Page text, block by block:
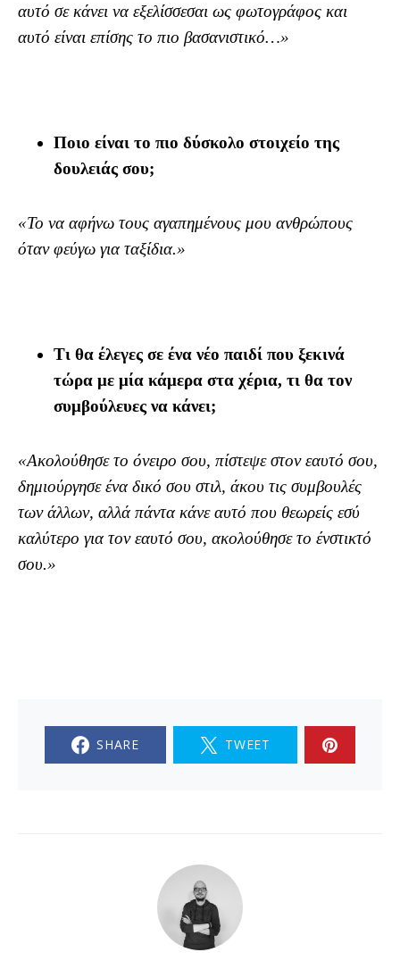
αυτό σε κάνει να εξελίσσεσαι ως φωτογράφος και
αυτό είναι επίσης το πιο βασανιστικό…»
Ποιο είναι το πιο δύσκολο στοιχείο της
δουλειάς σου;
«Το να αφήνω τους αγαπημένους μου ανθρώπους
όταν φεύγω για ταξίδια.»
Τι θα έλεγες σε ένα νέο παιδί που ξεκινά
τώρα με μία κάμερα στα χέρια, τι θα τον
συμβούλευες να κάνει;
«Ακολούθησε το όνειρο σου, πίστεψε στον εαυτό σου,
δημιούργησε ένα δικό σου στιλ, άκου τις συμβουλές
των άλλων, αλλά πάντα κάνε αυτό που θεωρείς εσύ
καλύτερο για τον εαυτό σου, ακολούθησε το ένστικτό
σου.»
SHARE TWEET